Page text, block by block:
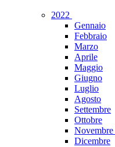
2022
Gennaio
Febbraio
Marzo
Aprile
Maggio
Giugno
Luglio
Agosto
Settembre
Ottobre
Novembre
Dicembre